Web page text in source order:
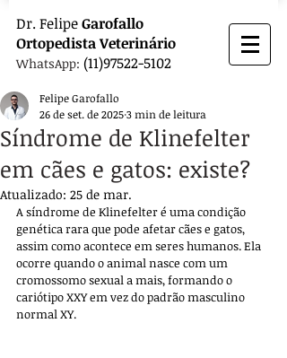
Dr. FelipeGarofallo
OrtopedistaVeterinário
WhatsApp: (11)97522-5102
Síndrome de Klinefelter
em cães e gatos: existe?
Felipe Garofallo
26 de set. de 20253 min de leitura
Atualizado: 25 de mar.
A síndrome de Klinefelter é uma condição
genética rara que pode afetar cães e gatos,
assim como acontece em seres humanos. Ela
ocorre quando o animal nasce com um
cromossomo sexual a mais, formando o
cariótipo XXY em vez do padrão masculino
normal XY.